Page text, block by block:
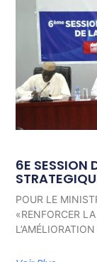
6E SESSION
POUR LE
«RENFORCER